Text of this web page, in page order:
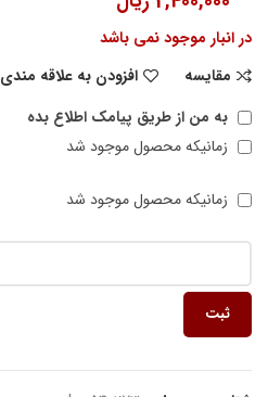
در انبار موجود نمی باشد
مقایسه
افزودن به علاقه مندی
به من از طریق پیامک اطلاع بده
زمانیکه محصول موجود شد
زمانیکه محصول موجود شد
ثبت